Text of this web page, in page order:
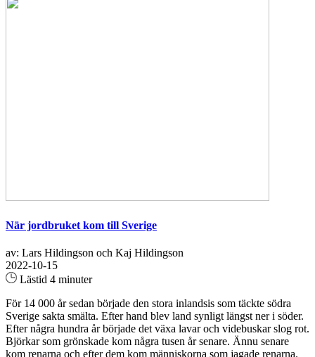
När jordbruket kom till Sverige
av: Lars Hildingson och Kaj Hildingson
2022-10-15
Lästid 4 minuter
För 14 000 år sedan började den stora inlandsis som täckte södra
Sverige sakta smälta. Efter hand blev land synligt längst ner i söder.
Efter några hundra år började det växa lavar och videbuskar slog rot.
Björkar som grönskade kom några tusen år senare. Ännu senare
kom renarna och efter dem kom människorna som jagade renarna.